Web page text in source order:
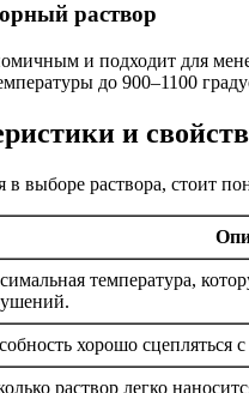
раствор
и подходит для
до 900–1100
и
в выборе раствора, стоит
температура,
хорошо сцепляться
раствор легко